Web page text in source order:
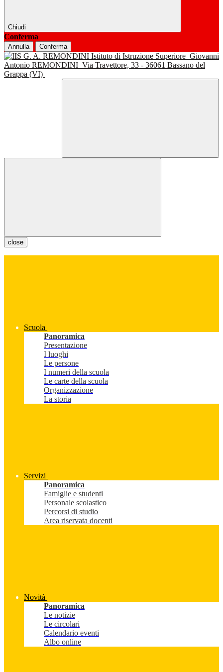
Chiudi
Conferma
Annulla Conferma
Istituto di Istruzione Superiore Giovanni
Antonio REMONDINI Via Travettore, 33 - 36061 Bassano del
Grappa (VI)
close
Scuola
Panoramica
Presentazione
I luoghi
Le persone
I numeri della scuola
Le carte della scuola
Organizzazione
La storia
Servizi
Panoramica
Famiglie e studenti
Personale scolastico
Percorsi di studio
Area riservata docenti
Novità
Panoramica
Le notizie
Le circolari
Calendario eventi
Albo online